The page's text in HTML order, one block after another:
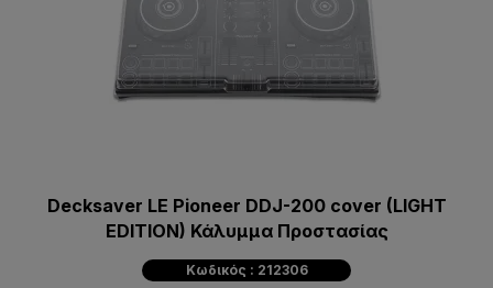
Decksaver LE Pioneer DDJ-200 cover (LIGHT
EDITION) Κάλυμμα Προστασίας
Κωδικός : 212306